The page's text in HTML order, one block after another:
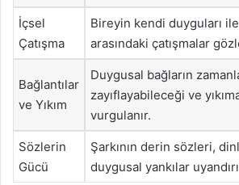
İçsel
Çatışma
Bireyin kendi duyguları
arasındaki çatışmalar
Bağlantılar
ve Yıkım
Duygusal bağların
zayıflayabileceği ve
vurgulanır.
Sözlerin
Gücü
Şarkının derin sözleri,
duygusal yankılar